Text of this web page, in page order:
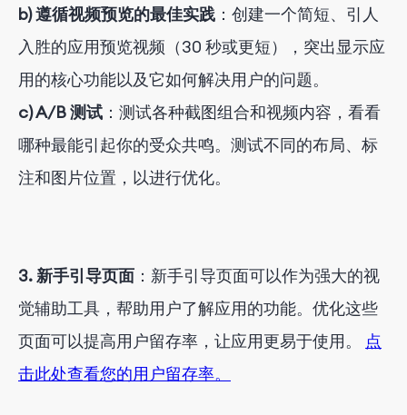
b) 遵循视频预览的最佳实践 ：创建一个简短、引人
入胜的应用预览视频（30 秒或更短），突出显示应
用的核心功能以及它如何解决用户的问题。
c) A/B 测试 ：测试各种截图组合和视频内容，看看
哪种最能引起你的受众共鸣。测试不同的布局、标
注和图片位置，以进行优化。
3. 新手引导页面 ：新手引导页面可以作为强大的视
觉辅助工具，帮助用户了解应用的功能。优化这些
页面可以提高用户留存率，让应用更易于使用。 点
击此处查看您的用户留存率。